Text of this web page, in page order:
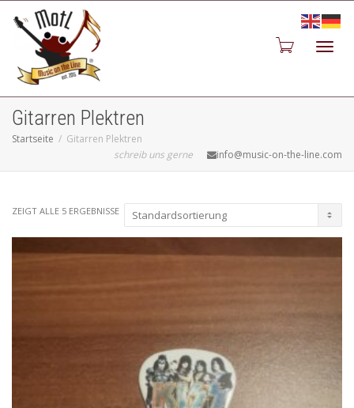
Gitarren Plektren
Startseite
Gitarren Plektren
schreib uns gerne
info@music-on-the-line.com
ZEIGT ALLE 5 ERGEBNISSE